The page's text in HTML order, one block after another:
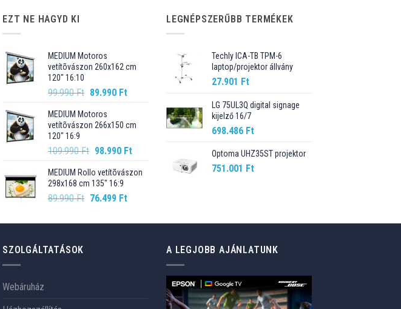
EZT NE HAGYD KI
MEDIUM Motoros
vetítõvászon 260x162 cm
120" 16:10
99.990Ft Original
was:
99.990 Ft.
89.990 FtCurrent
89.990 Ft.
MEDIUM Motoros
vetítõvászon 266x150 cm
120" 16:9
109.990Ft Original
was:
109.990 Ft.
98.990 FtCurrent
is:
MEDIUM Rollo vetítõvászon
298x168 cm 135" 16:9
89.990Ft Original
was:
76.499 FtCurrent
is:
LEGNÉPSZERŰBB TERMÉKEK
Techly ICA-TB TPM-6
laptop/projektor állvány
27.901 Ft
LG 75UL3Q digital signage
kijelző 16/7
698.486 Ft
Optoma UHZ35ST projektor
751.001 Ft
SZOLGÁLTATÁSOK
Webáruház
A LEGJOBB AJÁNLATUNK